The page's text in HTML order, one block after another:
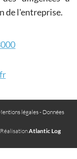
de l'entreprise.
légales- Données
Atlantic Log